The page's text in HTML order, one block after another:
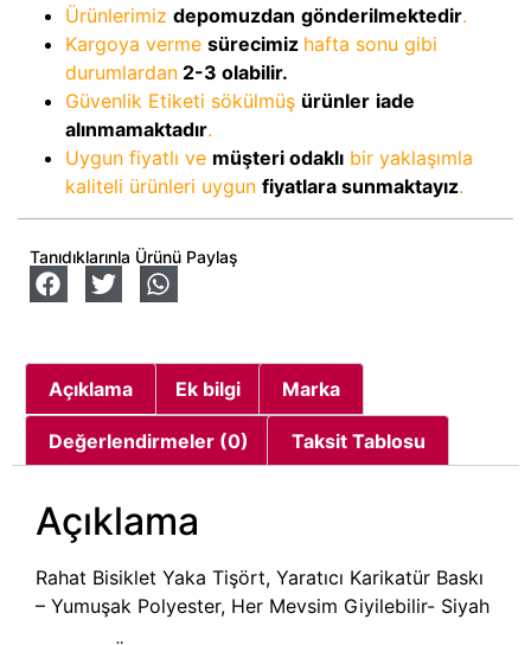
Ürünlerimiz depomuzdan gönderilmektedir.
Kargoya verme sürecimiz hafta sonu gibi
durumlardan 2-3 olabilir.
Güvenlik Etiketi sökülmüş ürünler iade
alınmamaktadır.
Uygun fiyatlı ve müşteri odaklı bir yaklaşımla
kaliteli ürünleri uygun fiyatlara sunmaktayız.
Tanıdıklarınla Ürünü Paylaş
Açıklama Ek bilgi Marka
Değerlendirmeler (0) Taksit Tablosu
Açıklama
Rahat Bisiklet Yaka Tişört, Yaratıcı Karikatür Baskı
– Yumuşak Polyester, Her Mevsim Giyilebilir- Siyah